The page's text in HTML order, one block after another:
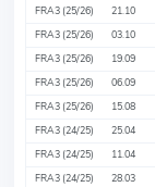
FRA3 (25/26) 21.10
FRA3 (25/26) 03.10
FRA3 (25/26) 19.09
FRA3 (25/26) 06.09
FRA3 (25/26) 15.08
FRA3 (24/25) 25.04
FRA3 (24/25) 11.04
FRA3 (24/25) 28.03